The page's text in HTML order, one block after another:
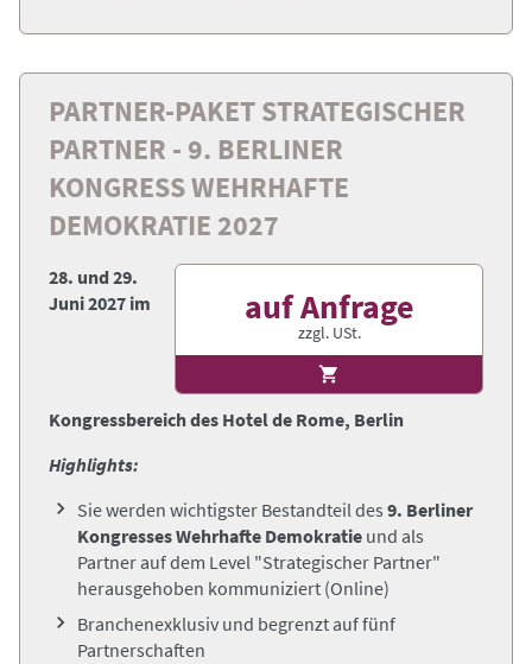
PARTNER-PAKET STRATEGISCHER
PARTNER - 9. BERLINER
KONGRESS WEHRHAFTE
DEMOKRATIE 2027
auf Anfrage
zzgl. USt.
28. und 29.
Juni 2027 im
Kongressbereich des Hotel de Rome, Berlin
Highlights:
Sie werden wichtigster Bestandteil des 9. Berliner
Kongresses Wehrhafte Demokratie und als
Partner auf dem Level "Strategischer Partner"
herausgehoben kommuniziert (Online)
Branchenexklusiv und begrenzt auf fünf
Partnerschaften